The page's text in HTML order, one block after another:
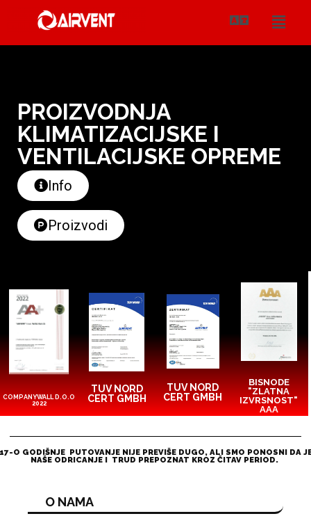
PROIZVODNJA
KLIMATIZACIJSKE I
VENTILACIJSKE OPREME
Info
Proizvodi
COMPANYWALL D.O.O
2022
TUV NORD
CERT GMBH
TUV NORD
CERT GMBH
BISNODE
"ZLATNA
IZVRSNOST"
AAA
O GODIŠNJE PUTOVANJE NIJE PREVIŠE DUGO, ALI SMO PONOSNI DA
NAŠE ODRICANJE I TRUD PREPOZNAT KROZ ČITAV PERIOD.
O NAMA